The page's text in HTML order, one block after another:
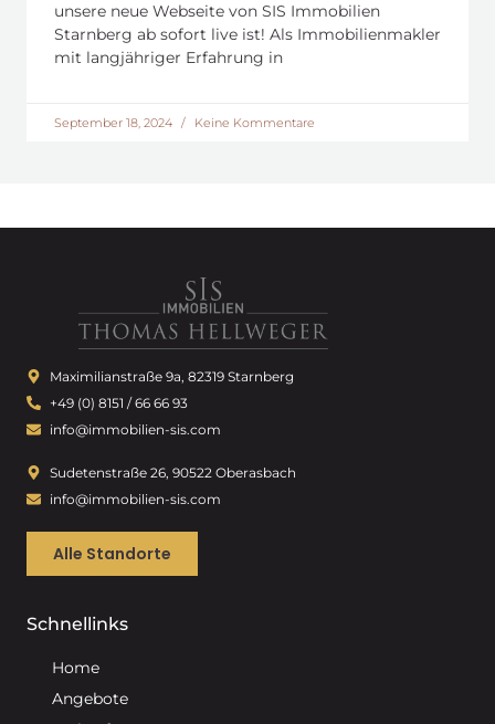
unsere neue Webseite von SIS Immobilien
Starnberg ab sofort live ist! Als Immobilienmakler
mit langjähriger Erfahrung in
September 18, 2024 Keine Kommentare
Maximilianstraße 9a, 82319 Starnberg
+49 (0) 8151 / 66 66 93
info@immobilien-sis.com
Sudetenstraße 26, 90522 Oberasbach
info@immobilien-sis.com
Alle Standorte
Schnellinks
Home
Angebote